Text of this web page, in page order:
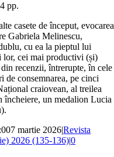
pp.
casete de început, evocarea
Gabriela Melinescu,
cu ea la pieptul lui
lor, cei mai productivi (și)
recenzii, întrerupte, în cele
de consemnarea, pe cinci
craiovean, al treilea
încheiere, un medalion Lucia
7 martie 2026|Revista
2026 (135-136)|0